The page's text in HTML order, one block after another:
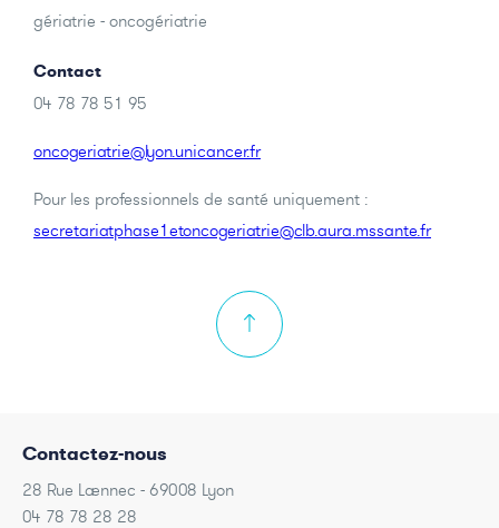
gériatrie - oncogériatrie
Contact
04 78 78 51 95
oncogeriatrie@lyon.unicancer.fr
Pour les professionnels de santé uniquement :
secretariatphase1etoncogeriatrie@clb.aura.mssante.fr
Contactez-nous
28 Rue Laennec - 69008 Lyon
04 78 78 28 28